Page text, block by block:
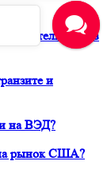
в
и
на ВЭД?
рынок США?